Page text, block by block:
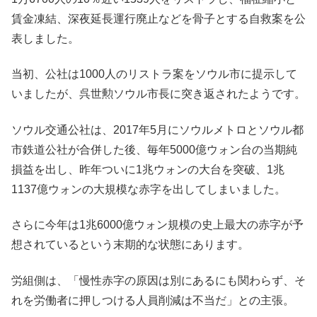
賃金凍結、深夜延長運行廃止などを骨子とする自救案を公
表しました。
当初、公社は1000人のリストラ案をソウル市に提示して
いましたが、呉世勲ソウル市長に突き返されたようです。
ソウル交通公社は、2017年5月にソウルメトロとソウル都
市鉄道公社が合併した後、毎年5000億ウォン台の当期純
損益を出し、昨年ついに1兆ウォンの大台を突破、1兆
1137億ウォンの大規模な赤字を出してしまいました。
さらに今年は1兆6000億ウォン規模の史上最大の赤字が予
想されているという末期的な状態にあります。
労組側は、「慢性赤字の原因は別にあるにも関わらず、そ
れを労働者に押しつける人員削減は不当だ」との主張。